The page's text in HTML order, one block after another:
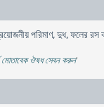
পরিমাণ, দুধ, ফলের রস
মোতাবেক ঔষধ সেবন করুন'